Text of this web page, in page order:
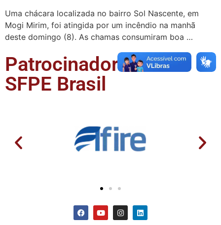
Uma chácara localizada no bairro Sol Nascente, em
Mogi Mirim, foi atingida por um incêndio na manhã
deste domingo (8). As chamas consumiram boa …
Patrocinadores da
SFPE Brasil